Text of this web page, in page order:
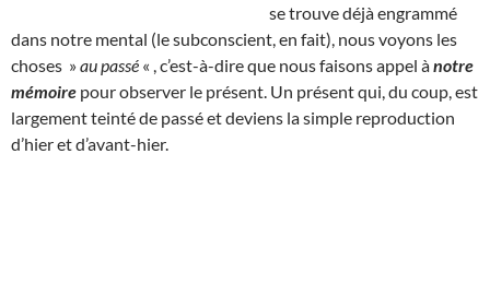
se trouve déjà engrammé
dans notre mental (le subconscient, en fait), nous voyons les
choses »au passé « , c’est-à-dire que nous faisons appel ànotre
mémoire pour observer le présent. Un présent qui, du coup, est
largement teinté de passé et deviens la simple reproduction
d’hier et d’avant-hier.